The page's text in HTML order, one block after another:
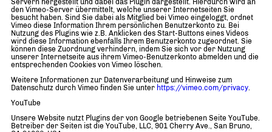
Servern hergestellt und dabei das Plugin dargestellt. Hierdurch wird an
den Vimeo-Server übermittelt, welche unserer Internetseiten Sie
besucht haben. Sind Sie dabei als Mitglied bei Vimeo eingeloggt, ordnet
Vimeo diese Information Ihrem persönlichen Benutzerkonto zu. Bei
Nutzung des Plugins wie z.B. Anklicken des Start-Buttons eines Videos
wird diese Information ebenfalls Ihrem Benutzerkonto zugeordnet. Sie
können diese Zuordnung verhindern, indem Sie sich vor der Nutzung
unserer Internetseite aus ihrem Vimeo-Benutzerkonto abmelden und die
entsprechenden Cookies von Vimeo löschen.
Weitere Informationen zur Datenverarbeitung und Hinweise zum
Datenschutz durch Vimeo finden Sie unter https://vimeo.com/privacy.
YouTube
Unsere Website nutzt Plugins der von Google betriebenen Seite YouTube.
Betreiber der Seiten ist die YouTube, LLC, 901 Cherry Ave., San Bruno,